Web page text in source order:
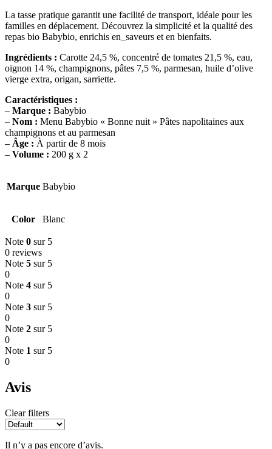
La tasse pratique garantit une facilité de transport, idéale pour les
familles en déplacement. Découvrez la simplicité et la qualité des
repas bio Babybio, enrichis en_saveurs et en bienfaits.
Ingrédients : Carotte 24,5 %, concentré de tomates 21,5 %, eau,
oignon 14 %, champignons, pâtes 7,5 %, parmesan, huile d’olive
vierge extra, origan, sarriette.
Caractéristiques :
– Marque : Babybio
– Nom : Menu Babybio « Bonne nuit » Pâtes napolitaines aux
champignons et au parmesan
– Âge : À partir de 8 mois
– Volume : 200 g x 2
Marque Babybio
Color Blanc
Note 0 sur 5
0 reviews
Note 5 sur 5
0
Note 4 sur 5
0
Note 3 sur 5
0
Note 2 sur 5
0
Note 1 sur 5
0
Avis
Clear filters
Il n’y a pas encore d’avis.